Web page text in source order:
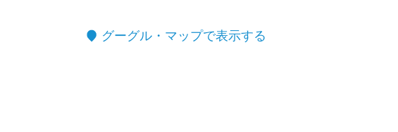
グーグル・マップで表示する